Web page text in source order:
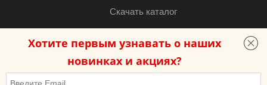
Хотите первым узнавать о наших
новинках и акциях?
Скачать каталог
Разработка сайта — «Бутик сайтов»